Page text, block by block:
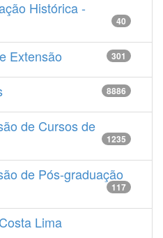
Histórica -
40
Extensão 301
8886
de Cursos de
1235
de Pós-graduação
117
Lima